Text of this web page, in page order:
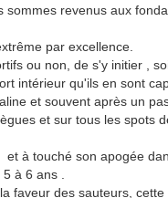
revenus aux
par excellence.
ou non, de s'y initier ,
intérieur qu'ils en sont
et souvent après un
et sur tous les spots
à touché son apogée
à 6 ans .
faveur des sauteurs,